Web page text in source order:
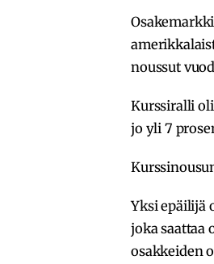
noussut
Kurssiralli
jo yli 7
Yksi epäilijä
joka saattaa
osakkeiden